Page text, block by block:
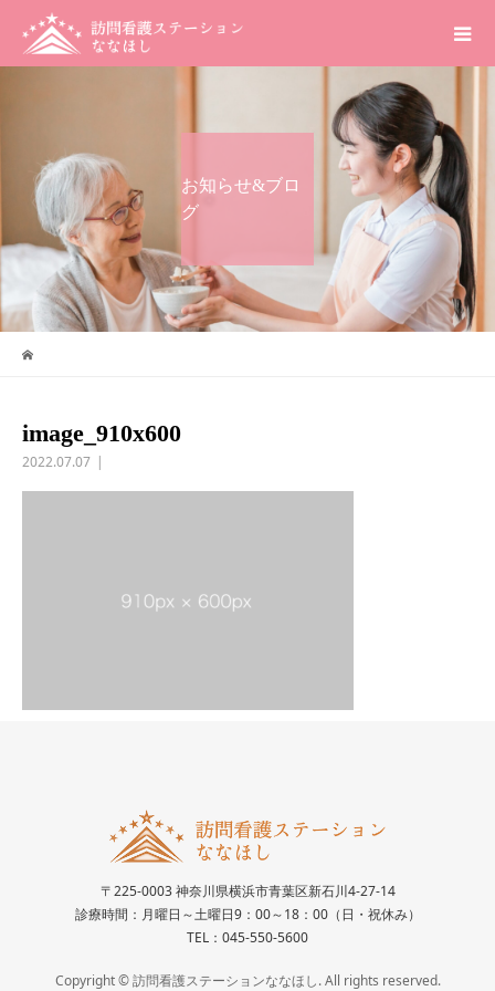
お知らせ&ブロ
グ
image_910x600
2022.07.07
〒225-0003 神奈川県横浜市青葉区新石川4-27-14
診療時間：月曜日～土曜日9：00～18：00（日・祝休み）
TEL：045-550-5600
Copyright © 訪問看護ステーションななほし. All rights reserved.